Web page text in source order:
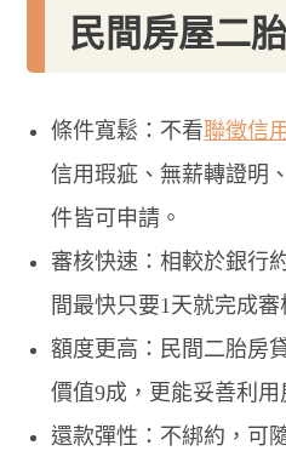
民間房屋二
條件寬鬆：不看聯徵信
信用瑕疵、無薪轉證明
件皆可申請。
審核快速：相較於銀行
間最快只要1天就完成審
額度更高：民間二胎房
價值9成，更能妥善利用
還款彈性：不綁約，可